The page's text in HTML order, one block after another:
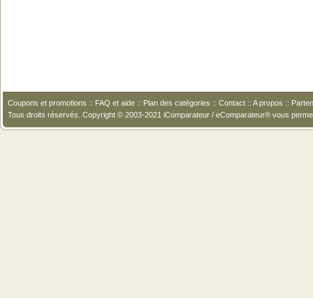
Coupons et promotions :: FAQ et aide :: Plan des catégories :: Contact :: A propos ::
Tous droits réservés. Copyright © 2003-2021 iComparateur / eComparateur® vous